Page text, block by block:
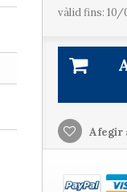
vàlid fins:
Afegir